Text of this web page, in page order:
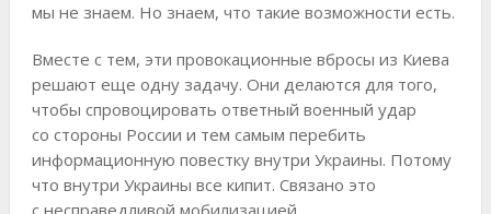
мы не знаем. Но знаем, что такие возможности есть.
Вместе с тем, эти провокационные вбросы из Киева
решают еще одну задачу. Они делаются для того,
чтобы спровоцировать ответный военный удар
со стороны России и тем самым перебить
информационную повестку внутри Украины. Потому
что внутри Украины все кипит. Связано это